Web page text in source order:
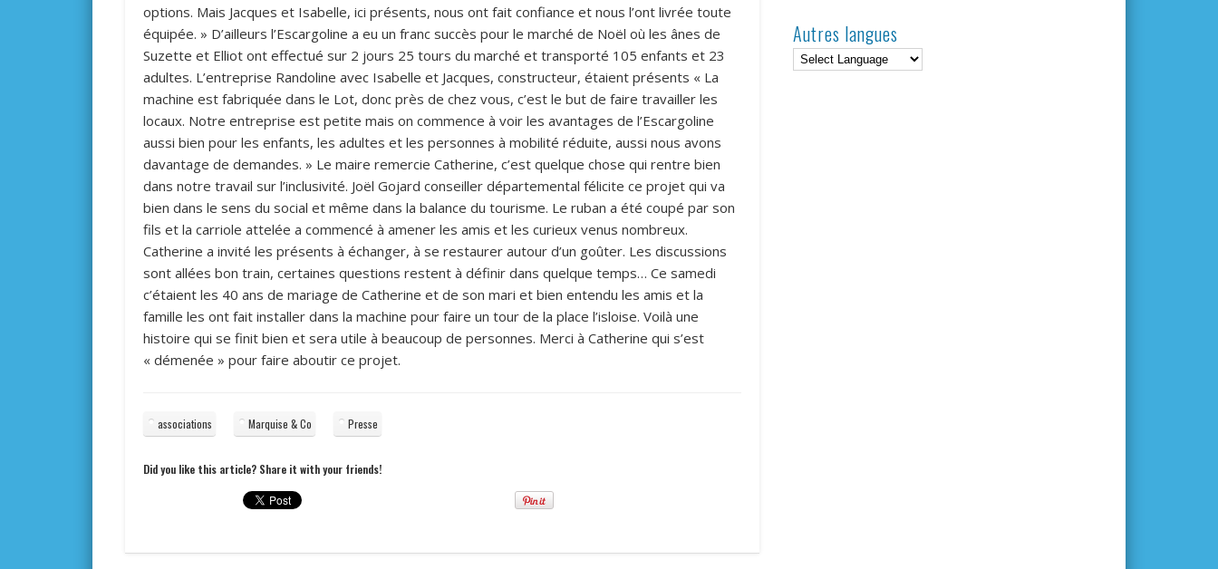
options. Mais Jacques et Isabelle, ici présents, nous ont fait confiance et nous l’ont livrée toute
équipée. » D’ailleurs l’Escargoline a eu un franc succès pour le marché de Noël où les ânes de
Suzette et Elliot ont effectué sur 2 jours 25 tours du marché et transporté 105 enfants et 23
adultes. L’entreprise Randoline avec Isabelle et Jacques, constructeur, étaient présents « La
machine est fabriquée dans le Lot, donc près de chez vous, c’est le but de faire travailler les
locaux. Notre entreprise est petite mais on commence à voir les avantages de l’Escargoline
aussi bien pour les enfants, les adultes et les personnes à mobilité réduite, aussi nous avons
davantage de demandes. » Le maire remercie Catherine, c’est quelque chose qui rentre bien
dans notre travail sur l’inclusivité. Joël Gojard conseiller départemental félicite ce projet qui va
bien dans le sens du social et même dans la balance du tourisme. Le ruban a été coupé par son
fils et la carriole attelée a commencé à amener les amis et les curieux venus nombreux.
Catherine a invité les présents à échanger, à se restaurer autour d’un goûter. Les discussions
sont allées bon train, certaines questions restent à définir dans quelque temps… Ce samedi
c’étaient les 40 ans de mariage de Catherine et de son mari et bien entendu les amis et la
famille les ont fait installer dans la machine pour faire un tour de la place l’isloise. Voilà une
histoire qui se finit bien et sera utile à beaucoup de personnes. Merci à Catherine qui s’est
« démenée » pour faire aboutir ce projet.
associations Marquise & Co Presse
Did you like this article? Share it with your friends!
Autres langues